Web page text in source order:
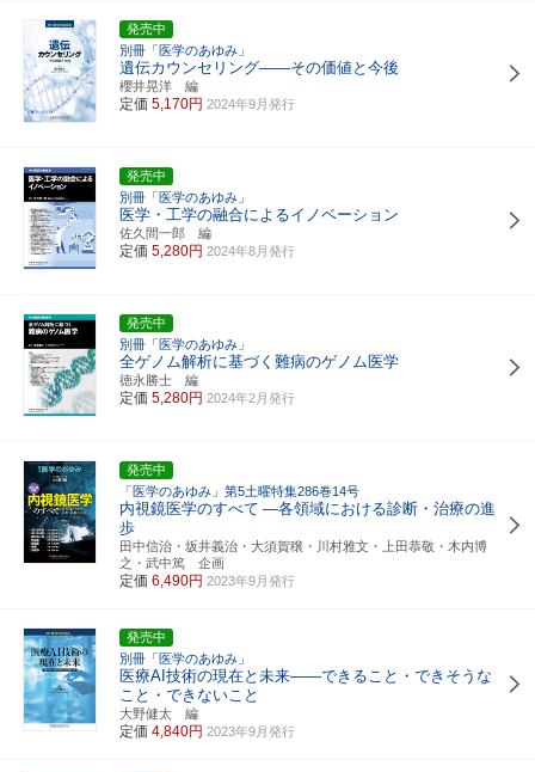
発売中
別冊「医学のあゆみ」
遺伝カウンセリング――その価値と今後
櫻井晃洋 編
定価 5,170円 2024年9月発行
発売中
別冊「医学のあゆみ」
医学・工学の融合によるイノベーション
佐久間一郎 編
定価 5,280円 2024年8月発行
発売中
別冊「医学のあゆみ」
全ゲノム解析に基づく難病のゲノム医学
徳永勝士 編
定価 5,280円 2024年2月発行
発売中
「医学のあゆみ」第5土曜特集286巻14号
内視鏡医学のすべて ―各領域における診断・治療の進
歩
田中信治・坂井義治・大須賀穣・川村雅文・上田恭敬・木内博
之・武中篤 企画
定価 6,490円 2023年9月発行
発売中
別冊「医学のあゆみ」
医療AI技術の現在と未来――できること・できそうな
こと・できないこと
大野健太 編
定価 4,840円 2023年9月発行